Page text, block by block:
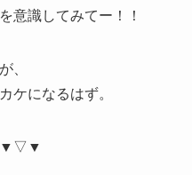
意識してみてー！！
、
ケになるはず。